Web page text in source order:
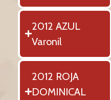
2012 AZUL
Varonil
2012 ROJA
DOMINICAL